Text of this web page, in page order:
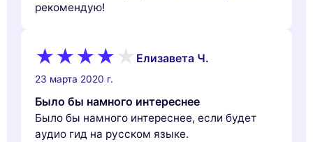
рекомендую!
Елизавета Ч.
23 марта 2020 г.
Было бы намного интереснее
Было бы намного интереснее, если будет
аудио гид на русском языке.